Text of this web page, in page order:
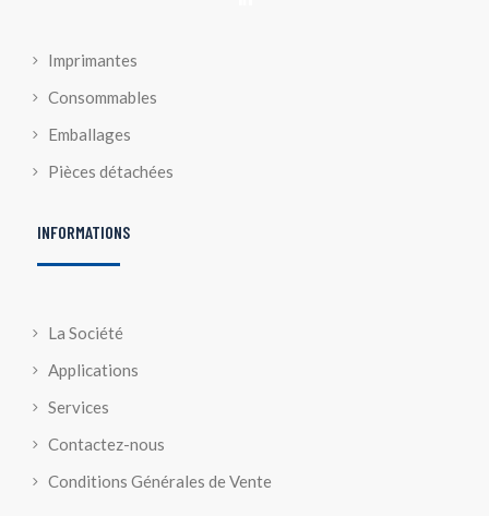
Imprimantes
Consommables
Emballages
Pièces détachées
INFORMATIONS
La Société
Applications
Services
Contactez-nous
Conditions Générales de Vente